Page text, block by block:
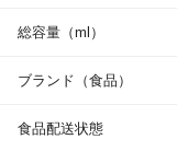
総容量（ml）
ブランド（食品）
食品配送状態